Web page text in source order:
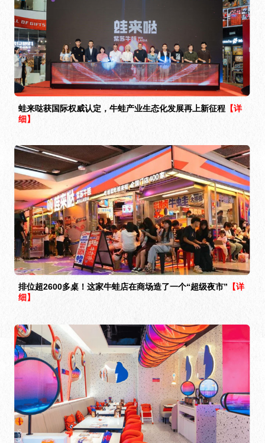
蛙来哒获国际权威认定，牛蛙产业生态化发展再上新征程 【详
细】
排位超2600多桌！这家牛蛙店在商场造了一个“超级夜市” 【详
细】